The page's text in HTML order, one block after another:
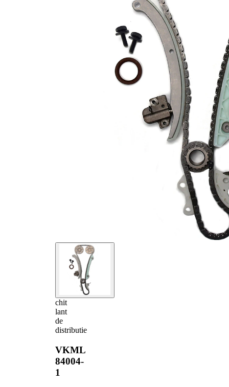
chit
lant
de
distributie
VKML
84004-
1